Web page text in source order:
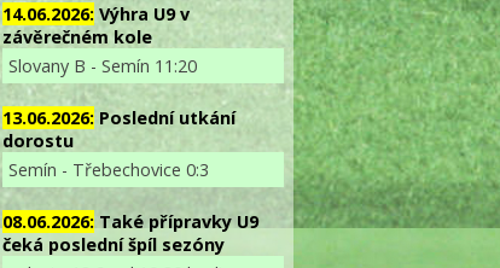
14.06.2026: Výhra U9 v
závěrečném kole
Slovany B - Semín 11:20
13.06.2026: Poslední utkání
dorostu
Semín - Třebechovice 0:3
08.06.2026: Také přípravky U9
čeká poslední špíl sezóny